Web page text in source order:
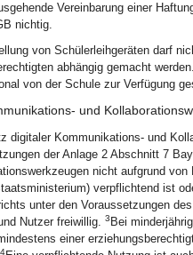
Vereinbarung einer
nichtig.
von Schülerleihgeräten darf
abhängig gemacht werden.
von der Schule zur Verfügung
und
digitaler Kommunikations- und
der Anlage 2 Abschnitt 7
nicht aufgrund
verpflichtend ist
unter den Voraussetzungen
Nutzer freiwillig. 3 Bei
einer
4